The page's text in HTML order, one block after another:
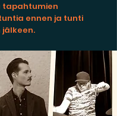
tapahtumien
ennen ja tunti